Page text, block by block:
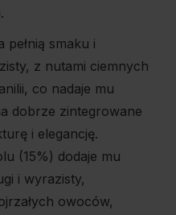
pełnią smaku i
z nutami ciemnych
co nadaje mu
dobrze zintegrowane
i elegancję.
(15%) dodaje mu
i wyrazisty,
owoców,